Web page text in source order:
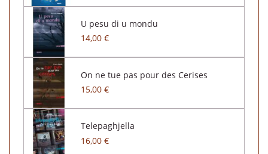
U pesu di u mondu
14,00 €
On ne tue pas pour des Cerises
15,00 €
Telepaghjella
16,00 €